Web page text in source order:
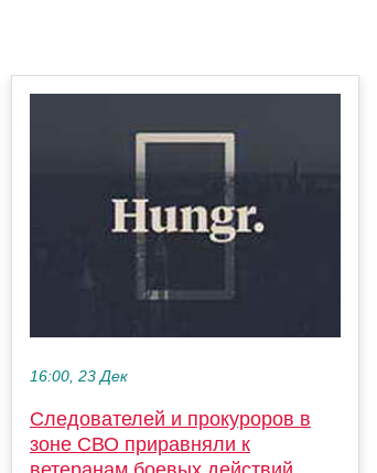
16:00, 23 Дек
Следователей и прокуроров в
зоне СВО приравняли к